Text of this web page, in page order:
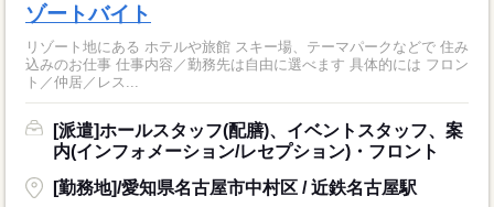
ゾートバイト
リゾート地にある ホテルや旅館 スキー場、テーマパークなどで 住み
込みのお仕事 仕事内容／勤務先は自由に選べます 具体的には フロン
ト／仲居／レス...
[派遣]ホールスタッフ(配膳)、イベントスタッフ、案
内(インフォメーション/レセプション)・フロント
[勤務地]/愛知県名古屋市中村区 / 近鉄名古屋駅